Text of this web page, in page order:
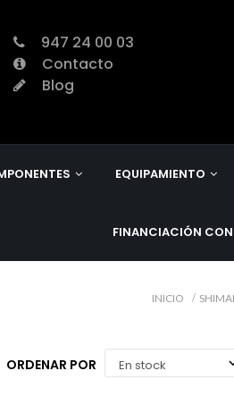
947 24 00 03
Contacto
Blog
EQUIPAMIENTO
FINANCIACIÓN CON
INICIO
ORDENAR POR